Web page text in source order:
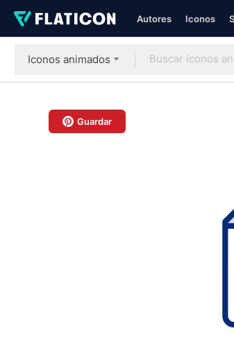
Autores Iconos
Iconos animados
Guardar